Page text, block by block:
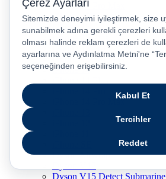
iPhone 17 Pro Max
iPhone 16E
iPhone 15
iPhone 15 Plus
iPhone 15 Pro
iPhone 15 Pro Max
iPhone 14
iPhone 14 Pro Max
Dyson Airwrap
Dyson V15 Detect Submarine